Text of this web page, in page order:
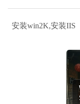
安装win2K,安装IIS